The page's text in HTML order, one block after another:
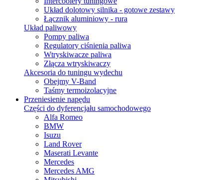
Układ dolotowy silnika - gotowe zestawy
Łącznik aluminiowy - rura
Układ paliwowy
Pompy paliwa
Regulatory ciśnienia paliwa
Wtryskiwacze paliwa
Złącza wtryskiwaczy
Akcesoria do tuningu wydechu
Obejmy V-Band
Taśmy termoizolacyjne
Przeniesienie napędu
Części do dyferencjału samochodowego
Alfa Romeo
BMW
Isuzu
Land Rover
Maserati Levante
Mercedes
Mercedes AMG